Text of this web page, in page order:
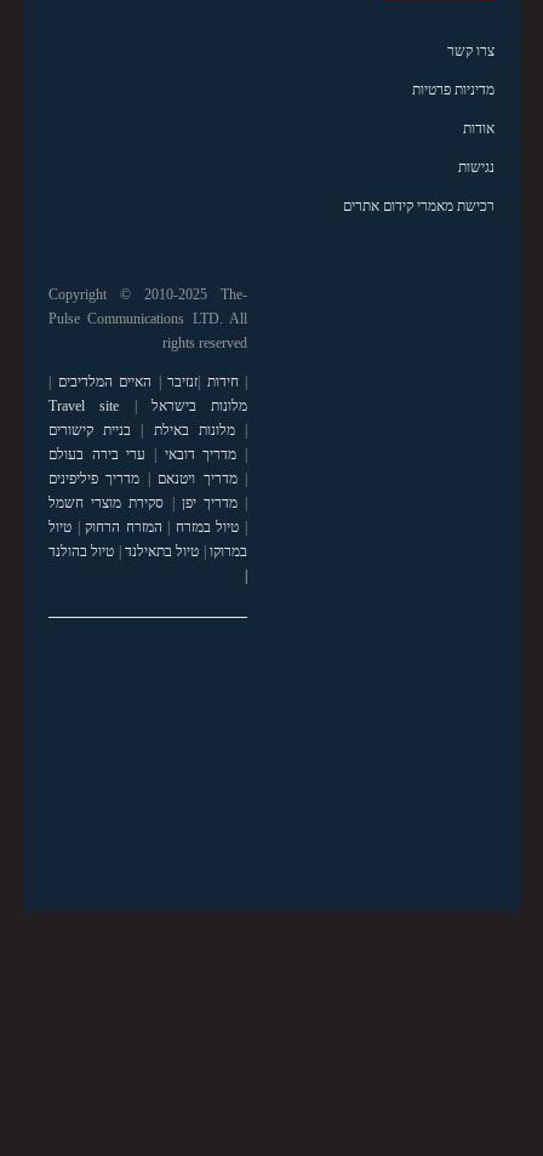
צרו קשר
מדיניות פרטיות
אודות
נגישות
רכישת מאמרי קידום אתרים
Copyright © 2010-2025 The-
Pulse Communications LTD. All
rights reserved
|חידות |זנזיבר | האיים המלדיבים |
מלונות בישראל |
Travel site
|מלונות באילת | בניית קישורים
| מדריך דובאי | ערי בירה בעולם
|מדריך ויטנאם | מדריך פיליפינים
|מדריך יפן | סקירת מוצרי חשמל
| טיול במזרח | המזרח הרחוק| טיול
במרוקו| טיול בתאילנד| טיול בהולנד
|